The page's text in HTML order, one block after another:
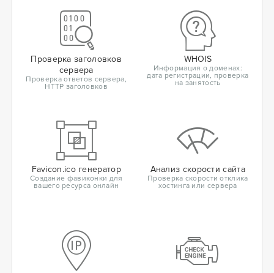
Проверка заголовков
сервера
Проверка ответов сервера,
HTTP заголовков
WHOIS
Информация о доменах:
дата регистрации, проверка
на занятость
Favicon.ico генератор
Создание фавиконки для
вашего ресурса онлайн
Анализ скорости сайта
Проверка скорости отклика
хостинга или сервера